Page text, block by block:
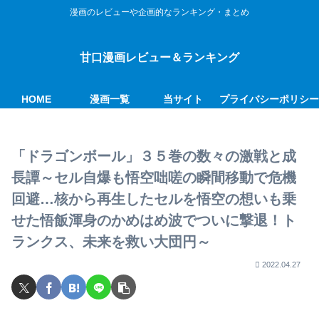
漫画のレビューや企画的なランキング・まとめ
甘口漫画レビュー＆ランキング
HOME 漫画一覧 当サイト プライバシーポリシー
「ドラゴンボール」３５巻の数々の激戦と成
長譚～セル自爆も悟空咄嗟の瞬間移動で危機
回避…核から再生したセルを悟空の想いも乗
せた悟飯渾身のかめはめ波でついに撃退！ト
ランクス、未来を救い大団円～
2022.04.27